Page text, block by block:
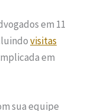
em 11
visitas
em
sua equipe